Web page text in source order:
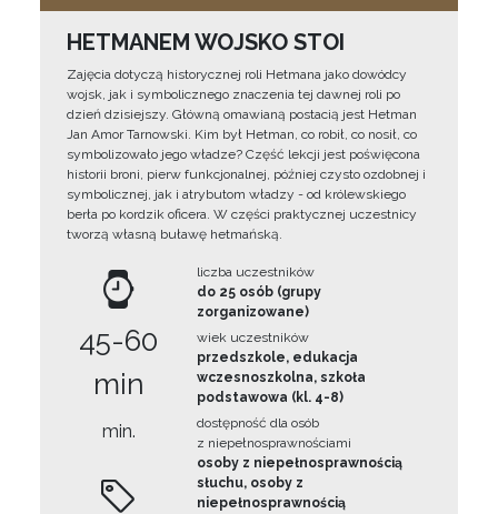
HETMANEM WOJSKO STOI
Zajęcia dotyczą historycznej roli Hetmana jako dowódcy
wojsk, jak i symbolicznego znaczenia tej dawnej roli po
dzień dzisiejszy. Główną omawianą postacią jest Hetman
Jan Amor Tarnowski. Kim był Hetman, co robił, co nosił, co
symbolizowało jego władze? Część lekcji jest poświęcona
historii broni, pierw funkcjonalnej, później czysto ozdobnej i
symbolicznej, jak i atrybutom władzy - od królewskiego
berła po kordzik oficera. W części praktycznej uczestnicy
tworzą własną buławę hetmańską.
45-60
min
min.
liczba uczestników
do 25 osób (grupy
zorganizowane)
wiek uczestników
przedszkole, edukacja
wczesnoszkolna, szkoła
podstawowa (kl. 4-8)
dostępność dla osób
z niepełnosprawnościami
osoby z niepełnosprawnością
słuchu, osoby z
niepełnosprawnością